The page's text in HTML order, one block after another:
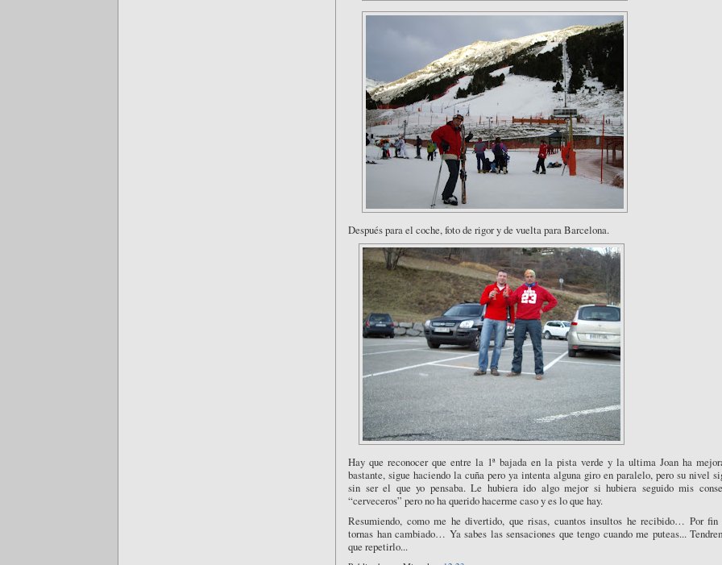
Después para el coche, foto de rigor y de vuelta para Barcelona.
Hay que reconocer que entre la 1ª bajada en la pista verde y la ultima Joan ha
bastante, sigue haciendo la cuña pero ya intenta alguna giro en paralelo, pero su nivel
sin ser el que yo pensaba. Le hubiera ido algo mejor si hubiera seguido mis
“cerveceros” pero no ha querido hacerme caso y es lo que hay.
Resumiendo, como me he divertido, que risas, cuantos insultos he recibido… Por fin
tornas han cambiado… Ya sabes las sensaciones que tengo cuando me puteas...
que repetirlo...